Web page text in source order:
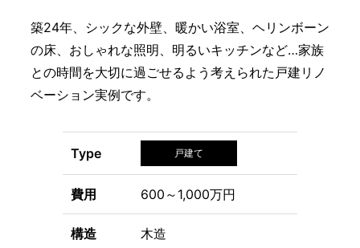
築24年、シックな外壁、暖かい浴室、ヘリンボーン
の床、おしゃれな照明、明るいキッチンなど…家族
との時間を大切に過ごせるよう考えられた戸建リノ
ベーション実例です。
Type 戸建て
費用 600～1,000万円
構造 木造